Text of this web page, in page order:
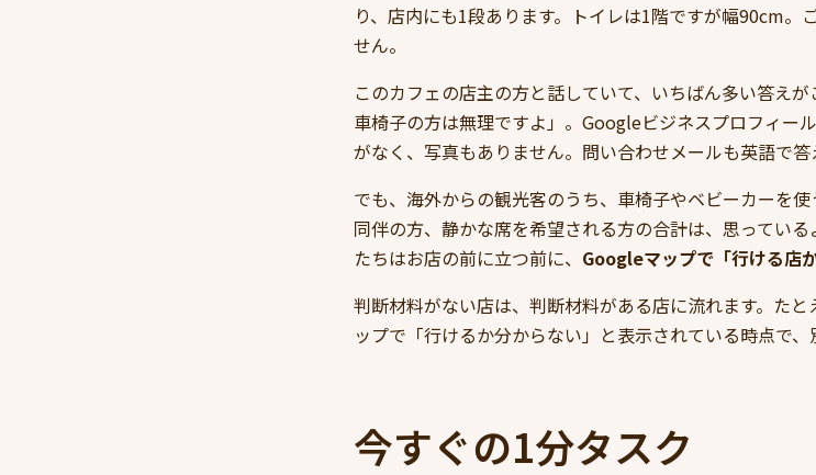
り、店内にも1段あります。トイレは1階ですが幅90cm。
せん。
このカフェの店主の方と話していて、いちばん多い答えが
車椅子の方は無理ですよ」。Googleビジネスプロフィー
がなく、写真もありません。問い合わせメールも英語で答
でも、海外からの観光客のうち、車椅子やベビーカーを
同伴の方、静かな席を希望される方の合計は、思ってい
たちはお店の前に立つ前に、 Googleマップで「行ける店
判断材料がない店は、判断材料がある店に流れます。た
ップで「行けるか分からない」と表示されている時点で、
今すぐの1分タスク